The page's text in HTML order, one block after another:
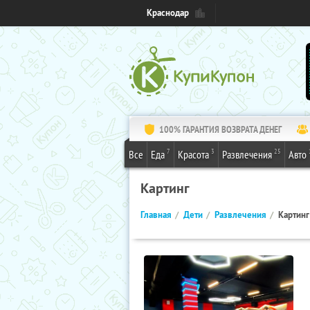
Краснодар
100% ГАРАНТИЯ ВОЗВРАТА ДЕНЕГ
Все Еда 7 Красота 3 Развлечения 25 Авто
Картинг
Главная Дети Развлечения Картинг